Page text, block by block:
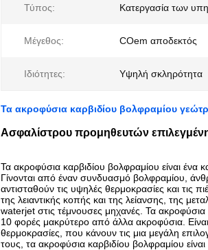
Τύπος: Κατεργασία των
Μέγεθος: COem αποδεκτός
Ιδιότητες: Υψηλή σκληρότητα
Τα ακροφύσια καρβιδίου βολφραμίου
Ασφαλίστρου προμηθευτών
Τα ακροφύσια καρβιδίου βολφραμίου είναι ένα
Γίνονται από έναν συνδυασμό βολφραμίου
αντισταθούν τις υψηλές θερμοκρασίες και τις
της λειαντικής κοπής και της λείανσης της
waterjet στις τέμνουσες μηχανές Τα ακροφύσια
10 φορές μακρύτερο από άλλα ακροφύσια Είναι
θερμοκρασίες που κάνουν τις μια μεγάλη
τους τα ακροφύσια καρβιδίου βολφραμίου είναι